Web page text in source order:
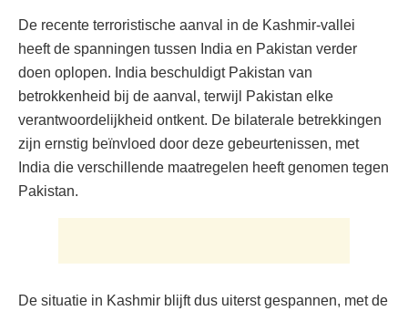
De recente terroristische aanval in de Kashmir-vallei
heeft de spanningen tussen India en Pakistan verder
doen oplopen. India beschuldigt Pakistan van
betrokkenheid bij de aanval, terwijl Pakistan elke
verantwoordelijkheid ontkent. De bilaterale betrekkingen
zijn ernstig beïnvloed door deze gebeurtenissen, met
India die verschillende maatregelen heeft genomen tegen
Pakistan.
De situatie in Kashmir blijft dus uiterst gespannen, met de